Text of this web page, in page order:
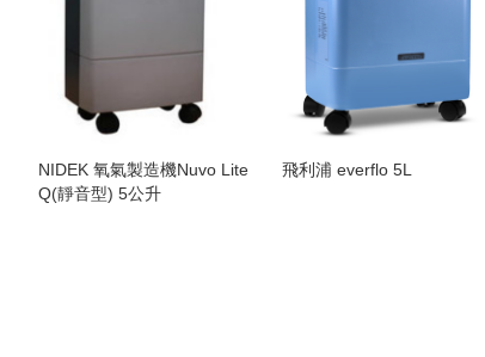
NIDEK 氧氣製造機Nuvo Lite
Q(靜音型) 5公升
飛利浦 everflo 5L